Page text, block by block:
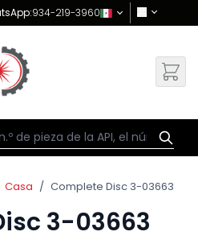
934-219-3960
Casa / Complete Disc 3-03663
3-03663